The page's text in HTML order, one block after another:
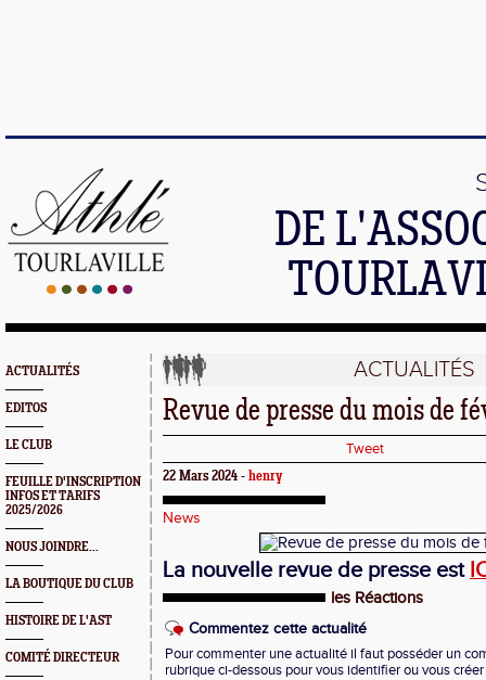
DE
ACTUALITÉS
EDITOS
LE CLUB
FEUILLE D'INSCRIPTION
INFOS ET TARIFS
2025/2026
NOUS JOINDRE...
LA BOUTIQUE DU CLUB
HISTOIRE DE L'AST
COMITÉ DIRECTEUR
ACTUALITÉS
Revue de presse du mois de
Tweet
22 Mars 2024 - henry
News
La nouvelle revue de presse est
les Réactions
Commentez cette actualité
Pour commenter une actualité il faut posséder un
rubrique ci-dessous pour vous identifier ou vous